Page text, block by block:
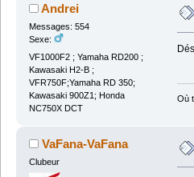
Andrei
Messages: 554
Sexe:
VF1000F2 ; Yamaha RD200 ;
Kawasaki H2-B ;
VFR750F;Yamaha RD 350;
Kawasaki 900Z1; Honda
NC750X DCT
Où
VaFana-VaFana
Clubeur